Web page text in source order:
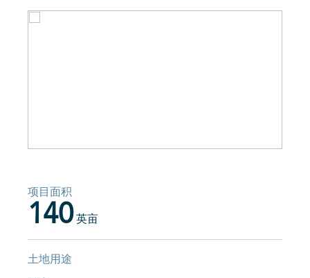
项目面积
140 英亩
土地用途